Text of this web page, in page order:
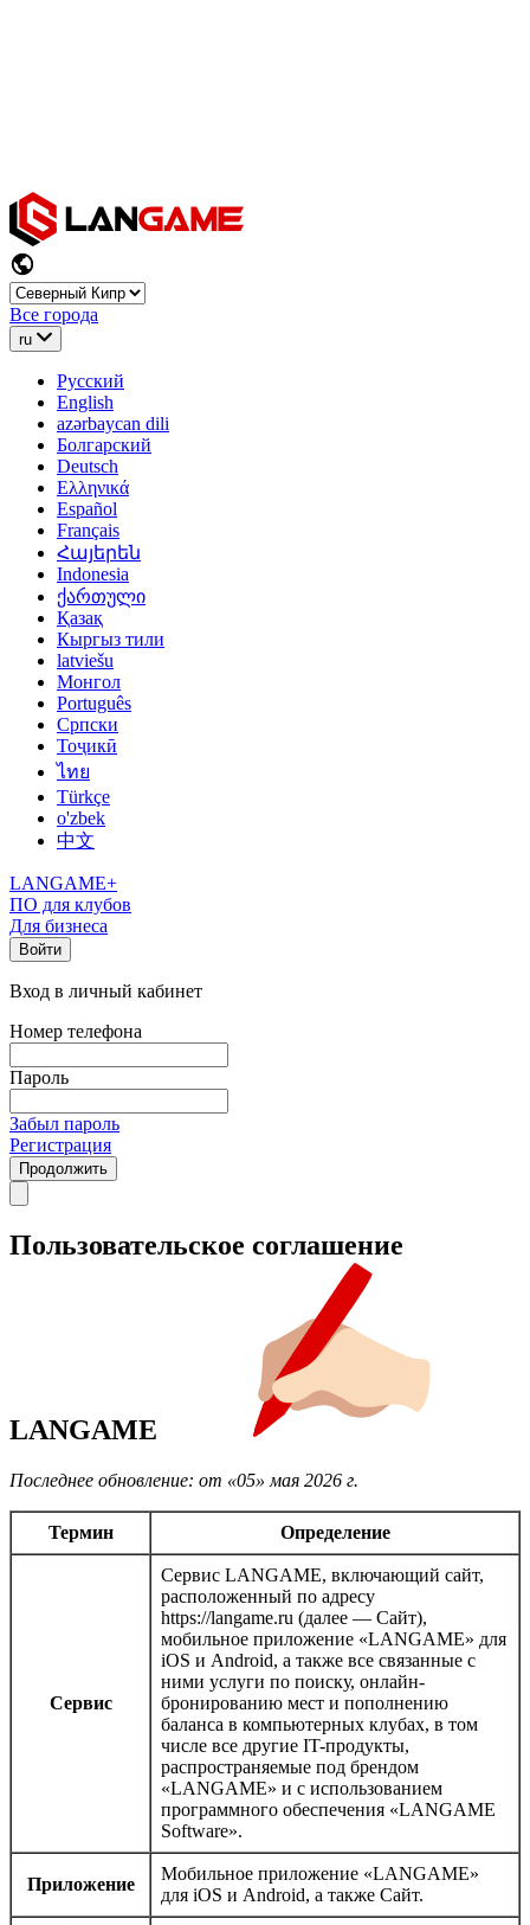
Все города
ru
Русский
English
azərbaycan dili
Болгарский
Deutsch
Ελληνικά
Español
Français
Հայերեն
Indonesia
ქართული
Қазақ
Кыргыз тили
latviešu
Монгол
Português
Српски
Тоҷикӣ
ไทย
Türkçe
o'zbek
中文
LANGAME+
ПО для клубов
Для бизнеса
Войти
Вход в личный кабинет
Номер телефона
Пароль
Забыл пароль
Регистрация
Продолжить
Пользовательское соглашение
LANGAME
Последнее обновление: от «05» мая 2026 г.
Термин Определение
Сервис
Сервис LANGAME, включающий сайт,
расположенный по адресу
https://langame.ru (далее — Сайт),
мобильное приложение «LANGAME» для
iOS и Android, а также все связанные с
ними услуги по поиску, онлайн-
бронированию мест и пополнению
баланса в компьютерных клубах, в том
числе все другие IT-продукты,
распространяемые под брендом
«LANGAME» и с использованием
программного обеспечения «LANGAME
Software».
Приложение
Мобильное приложение «LANGAME»
для iOS и Android, а также Сайт.